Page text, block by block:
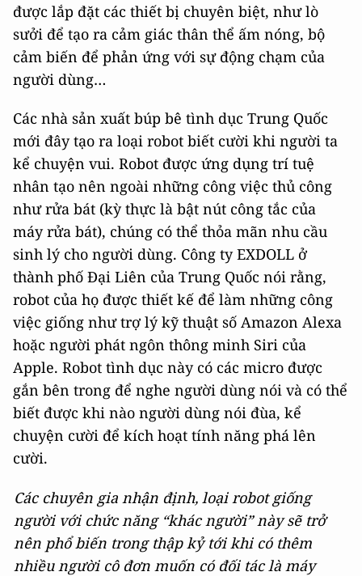
được lắp đặt các thiết bị chuyên biệt, như lò
sưởi để tạo ra cảm giác thân thể ấm nóng, bộ
cảm biến để phản ứng với sự động chạm của
người dùng…
Các nhà sản xuất búp bê tình dục Trung Quốc
mới đây tạo ra loại robot biết cười khi người ta
kể chuyện vui. Robot được ứng dụng trí tuệ
nhân tạo nên ngoài những công việc thủ công
như rửa bát (kỳ thực là bật nút công tắc của
máy rửa bát), chúng có thể thỏa mãn nhu cầu
sinh lý cho người dùng. Công ty EXDOLL ở
thành phố Đại Liên của Trung Quốc nói rằng,
robot của họ được thiết kế để làm những công
việc giống như trợ lý kỹ thuật số Amazon Alexa
hoặc người phát ngôn thông minh Siri của
Apple. Robot tình dục này có các micro được
gắn bên trong để nghe người dùng nói và có thể
biết được khi nào người dùng nói đùa, kể
chuyện cười để kích hoạt tính năng phá lên
cười.
Các chuyên gia nhận định, loại robot giống
người với chức năng “khác người” này sẽ trở
nên phổ biến trong thập kỷ tới khi có thêm
nhiều người cô đơn muốn có đối tác là máy